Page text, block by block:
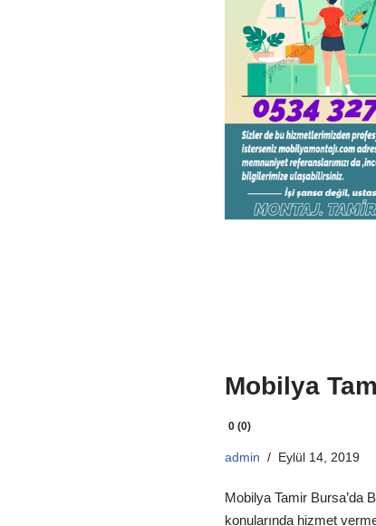
Mobilya
0 (0)
admin Eylül 14, 2019
Mobilya Tamir Bursa’da
konularında hizmet